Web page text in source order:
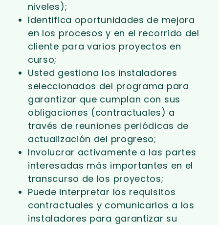
niveles);
Identifica oportunidades de mejora
en los procesos y en el recorrido del
cliente para varios proyectos en
curso;
Usted gestiona los instaladores
seleccionados del programa para
garantizar que cumplan con sus
obligaciones (contractuales) a
través de reuniones periódicas de
actualización del progreso;
Involucrar activamente a las partes
interesadas más importantes en el
transcurso de los proyectos;
Puede interpretar los requisitos
contractuales y comunicarlos a los
instaladores para garantizar su